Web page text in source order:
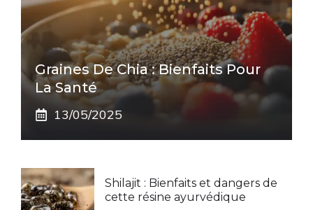
Graines De Chia : Bienfaits Pour
La Santé
13/05/2025
Shilajit : Bienfaits et dangers de
cette résine ayurvédique